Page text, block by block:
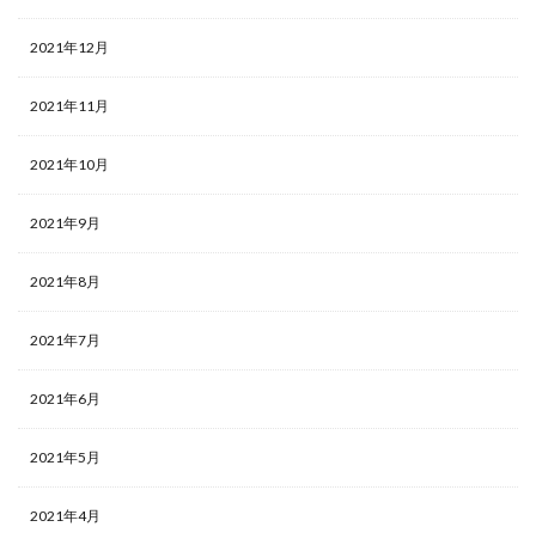
2021年12月
2021年11月
2021年10月
2021年9月
2021年8月
2021年7月
2021年6月
2021年5月
2021年4月